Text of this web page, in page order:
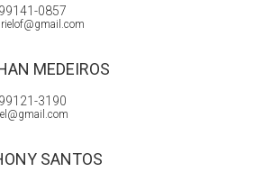
0857
MEDEIROS
3190
SANTOS